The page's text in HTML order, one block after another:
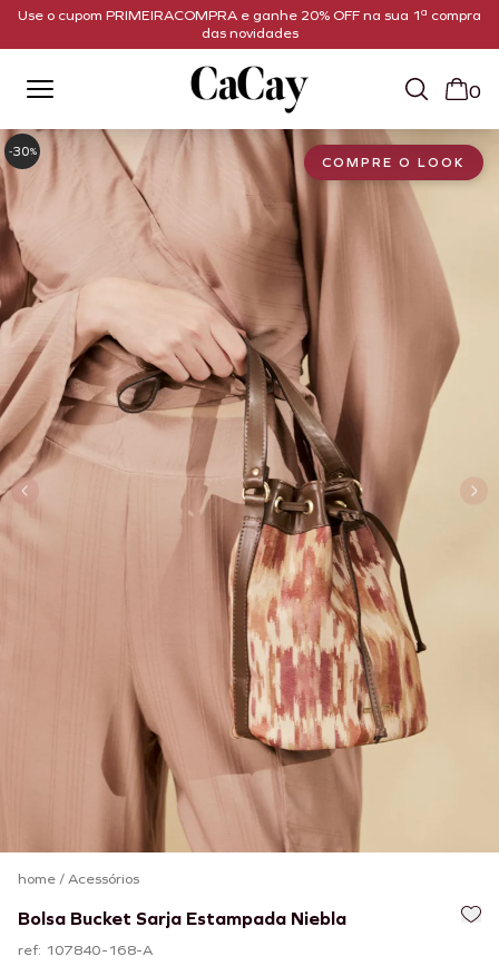
Use o cupom PRIMEIRACOMPRA e ganhe 20% OFF na sua 1ª compra
das novidades
0
-30%
COMPRE O LOOK
home/Acessórios
Bolsa Bucket Sarja Estampada Niebla
ref: 107840-168-A